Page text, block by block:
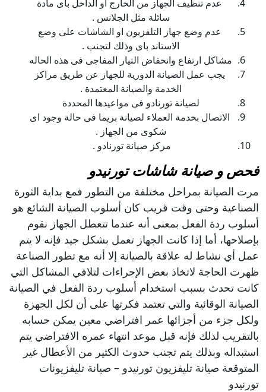
عدم تنظيف الجهاز من الخارج او الداخل باى مادة
سائلة مثل الجلانس .
عدم وضع جهاز التلفزيون او الشاشات على وضع
الاستاند باى وذلك لتجنب .
مشاكل ارتفاع وانخفاض التيار المفاجى فى هذه الحاله
يجب عمل الصيانة الدورية للجهاز عن طريق مراكز
الخدمة والصيانة المعتمدة .
لصيانة تورنادو فى مواعيدها المحددة
الاتصال بخدمة العملاء لصيانة بريما فى حالة وجود اى
شكوى من الجهاز .
مركز صيانة تورنادو .
فحص و صيانة شاشات تورنيدو
مرت الصيانة بمراحل مختلفة من التطور فمع بداية الثورة
الصناعية وحتى وقت قريب كان أسلوب الصيانة الشائع هو
أسلوب ردة الفعل بمعنى أنه عندما تتعطل الجهاز نقوم
بإصلاحها، أما إذا كانت الجهاز تعمل بشكل جيد فإنه لا يتم
عمل أي نشاط له علاقة بالصيانة إلا أنه مع تطور الصناعة
ظهرت الحاجة لاتخاذ بعض الإجراءات لتلافي المشاكل التي
كانت تحدث بسبب استخدام أسلوب ردة الفعل في الصيانة
الصيانة الوقائية والتي تعتمد فكرتها على أن لكل الجهزة
ولكل جزء من أجزائها عمر افتراضي معين يمكن حسابه
بالتقريب لذلك فإنه قبل موعد انتهاء عمره الافتراضي يتم
استبداله وبذلك يتم تجنب حدوث الكثير من الأعطال غير
المتوقعة صيانة تليفزيون تورنيدو – صيانة تليفزيونات
تورنيدو